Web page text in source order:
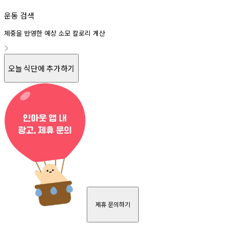
운동 검색
체중을 반영한 예상 소모 칼로리 계산
오늘 식단에 추가하기
제휴 문의하기